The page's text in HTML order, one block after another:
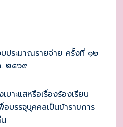
ประมาณรายจ่าย ครั้งที่ ๑๒
. ๒๕๖๙
บาะแสหรือเรื่องร้องเรียน
บรรจุบุคคลเป็นข้าราขการ